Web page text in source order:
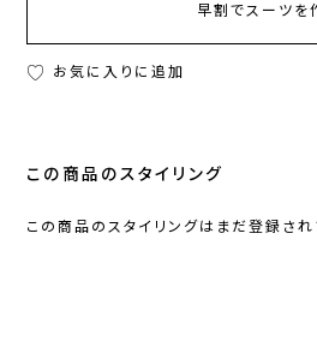
早割でスーツを
お気に入りに追加
この商品のスタイリング
この商品のスタイリングはまだ登録され